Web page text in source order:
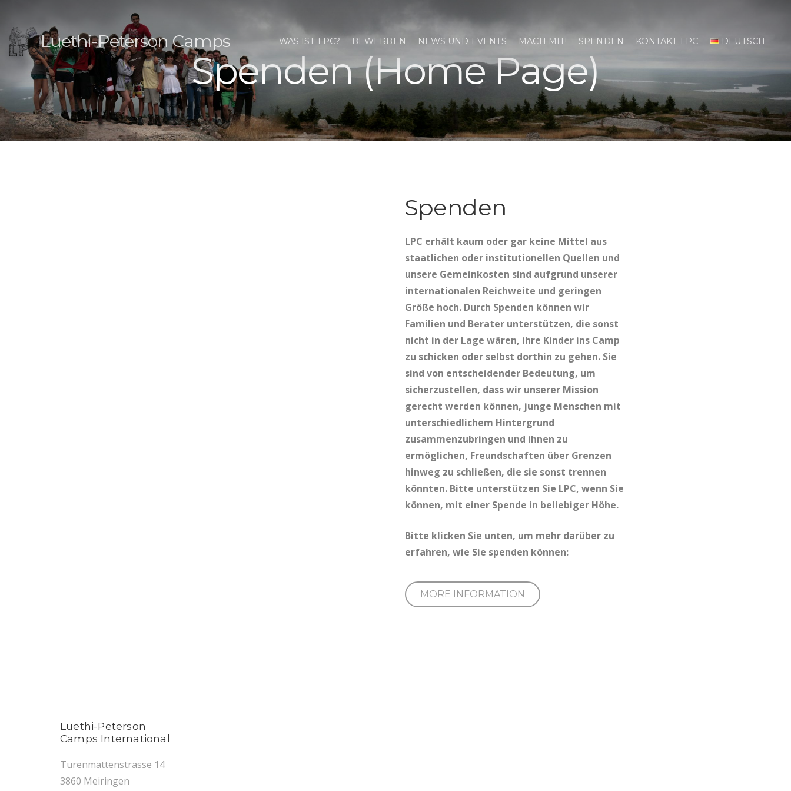
Luethi-Peterson Camps WAS IST LPC? BEWERBEN NEWS UND EVENTS MACH MIT! SPENDEN KONTAKT LPC DEUTSCH
Spenden (Home Page)
Spenden
LPC erhält kaum oder gar keine Mittel aus
staatlichen oder institutionellen Quellen und
unsere Gemeinkosten sind aufgrund unserer
internationalen Reichweite und geringen
Größe hoch. Durch Spenden können wir
Familien und Berater unterstützen, die sonst
nicht in der Lage wären, ihre Kinder ins Camp
zu schicken oder selbst dorthin zu gehen. Sie
sind von entscheidender Bedeutung, um
sicherzustellen, dass wir unserer Mission
gerecht werden können, junge Menschen mit
unterschiedlichem Hintergrund
zusammenzubringen und ihnen zu
ermöglichen, Freundschaften über Grenzen
hinweg zu schließen, die sie sonst trennen
könnten. Bitte unterstützen Sie LPC, wenn Sie
können, mit einer Spende in beliebiger Höhe.
Bitte klicken Sie unten, um mehr darüber zu
erfahren, wie Sie spenden können:
MORE INFORMATION
Luethi-Peterson
Camps International
Turenmattenstrasse 14
3860 Meiringen